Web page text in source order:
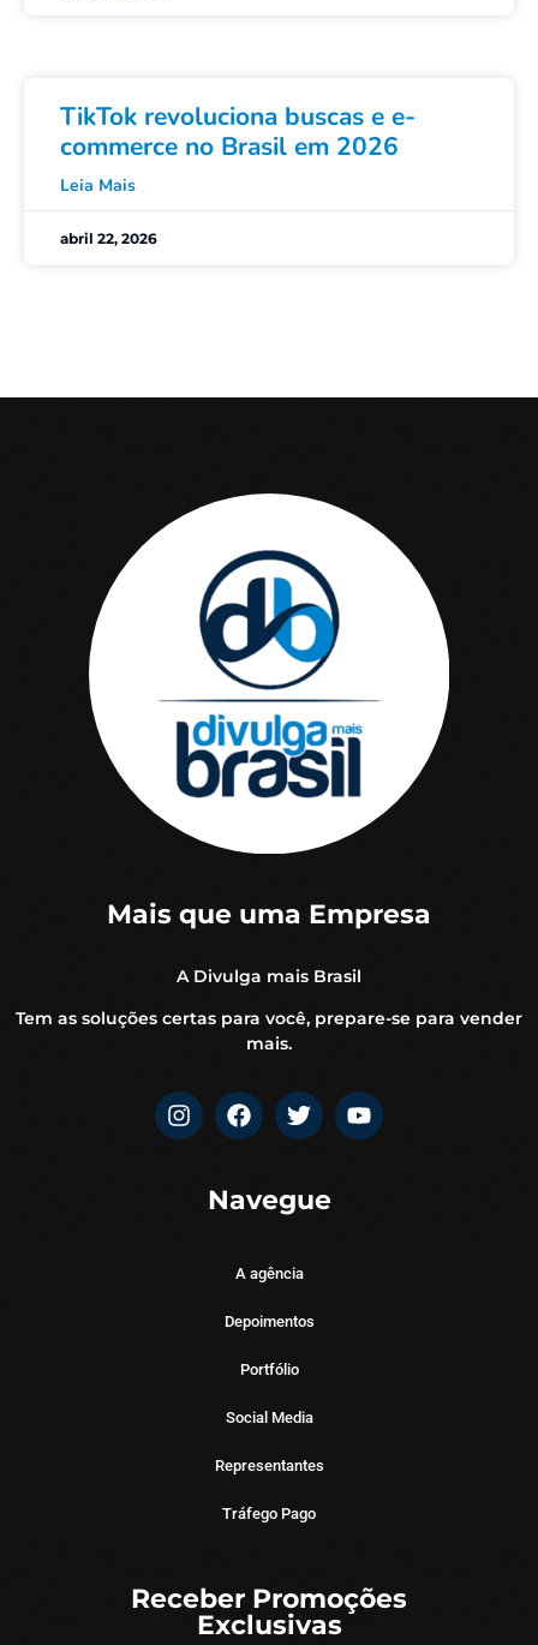
TikTok revoluciona buscas e e-
commerce no Brasil em 2026
Leia Mais
abril 22, 2026
Mais que uma Empresa
A Divulga mais Brasil
Tem as soluções certas para você, prepare-se para vender
mais.
Navegue
A agência
Depoimentos
Portfólio
Social Media
Representantes
Tráfego Pago
Receber Promoções
Exclusivas